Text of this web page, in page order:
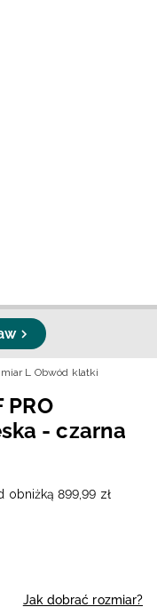
L Obwód klatki
- czarna
obniżką 899,99 zł
Jak dobrać rozmiar?